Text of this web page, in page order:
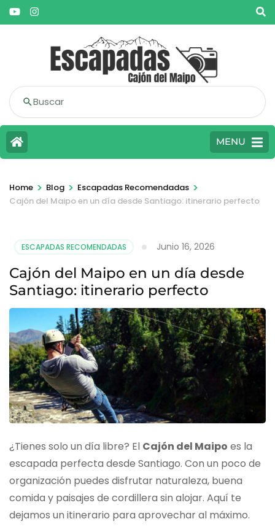
Buscar
MENU
Home > Blog > Escapadas Recomendadas >
Cajón del Maipo en un día desde Santiago: itinerario perfecto
ESCAPADAS RECOMENDADAS Junio 16, 2026
Cajón del Maipo en un día desde
Santiago: itinerario perfecto
¿Tienes solo un día libre? El Cajón del Maipo es la
escapada perfecta desde Santiago. Con un poco de
organización puedes disfrutar naturaleza, buena
comida y paisajes de cordillera sin alojar. Aquí te
dejamos un itinerario para aprovechar al máximo.